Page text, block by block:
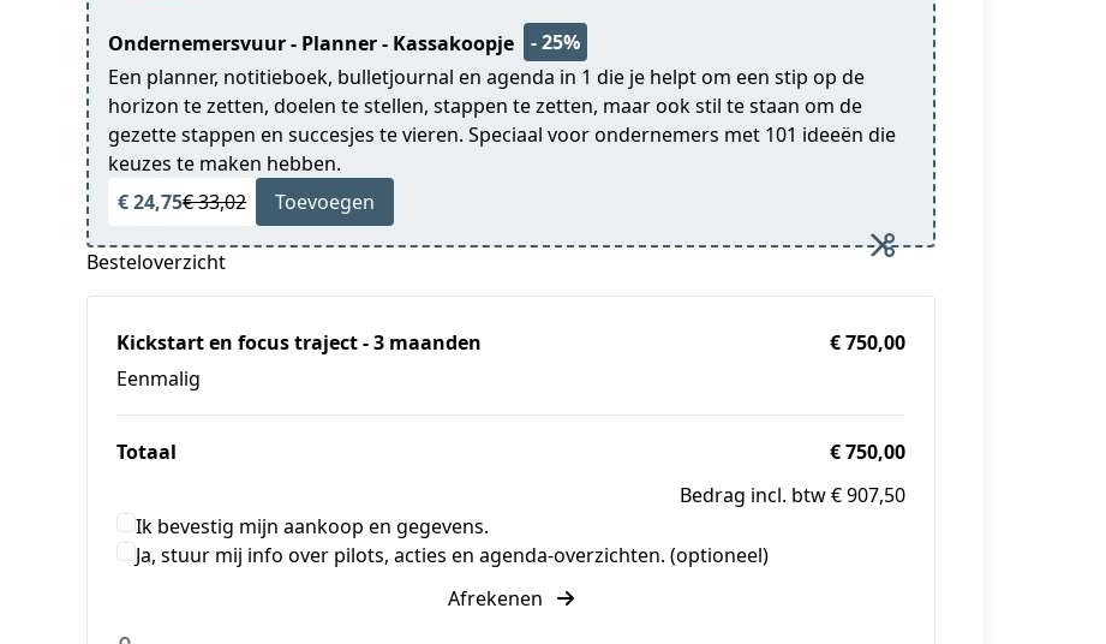
Ondernemersvuur - Planner - Kassakoopje
- 25%
Een planner, notitieboek, bulletjournal en agenda in 1 die je helpt om een stip op de
horizon te zetten, doelen te stellen, stappen te zetten, maar ook stil te staan om de
gezette stappen en succesjes te vieren. Speciaal voor ondernemers met 101 ideeën die
keuzes te maken hebben.
€ 24,75€ 33,02 Toevoegen
Besteloverzicht
Kickstart en focus traject - 3 maanden
Eenmalig
€ 750,00
Totaal
€ 750,00
Bedrag incl. btw € 907,50
Ik bevestig mijn aankoop en gegevens.
Ja, stuur mij info over pilots, acties en agenda-overzichten. (optioneel)
Afrekenen